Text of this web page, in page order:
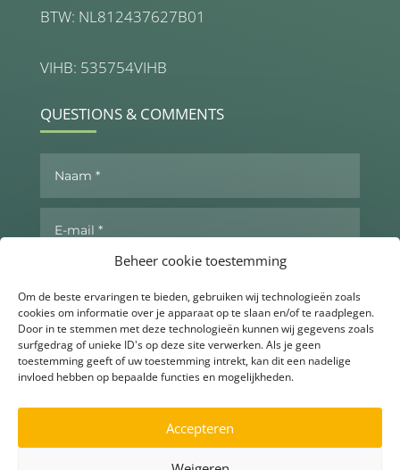
Beheer cookie toestemming
Om de beste ervaringen te bieden, gebruiken wij technologieën zoals
cookies om informatie over je apparaat op te slaan en/of te raadplegen.
Door in te stemmen met deze technologieën kunnen wij gegevens zoals
surfgedrag of unieke ID's op deze site verwerken. Als je geen
toestemming geeft of uw toestemming intrekt, kan dit een nadelige
invloed hebben op bepaalde functies en mogelijkheden.
Accepteren
BTW: NL812437627B01
VIHB: 535754VIHB
QUESTIONS & COMMENTS